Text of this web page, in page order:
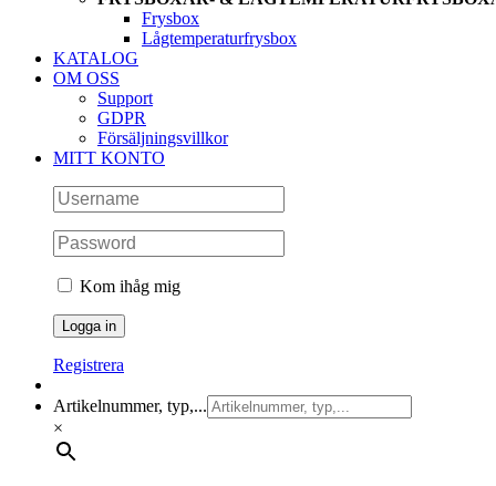
Frysbox
Lågtemperaturfrysbox
KATALOG
OM OSS
Support
GDPR
Försäljningsvillkor
MITT KONTO
Kom ihåg mig
Registrera
Artikelnummer, typ,...
×